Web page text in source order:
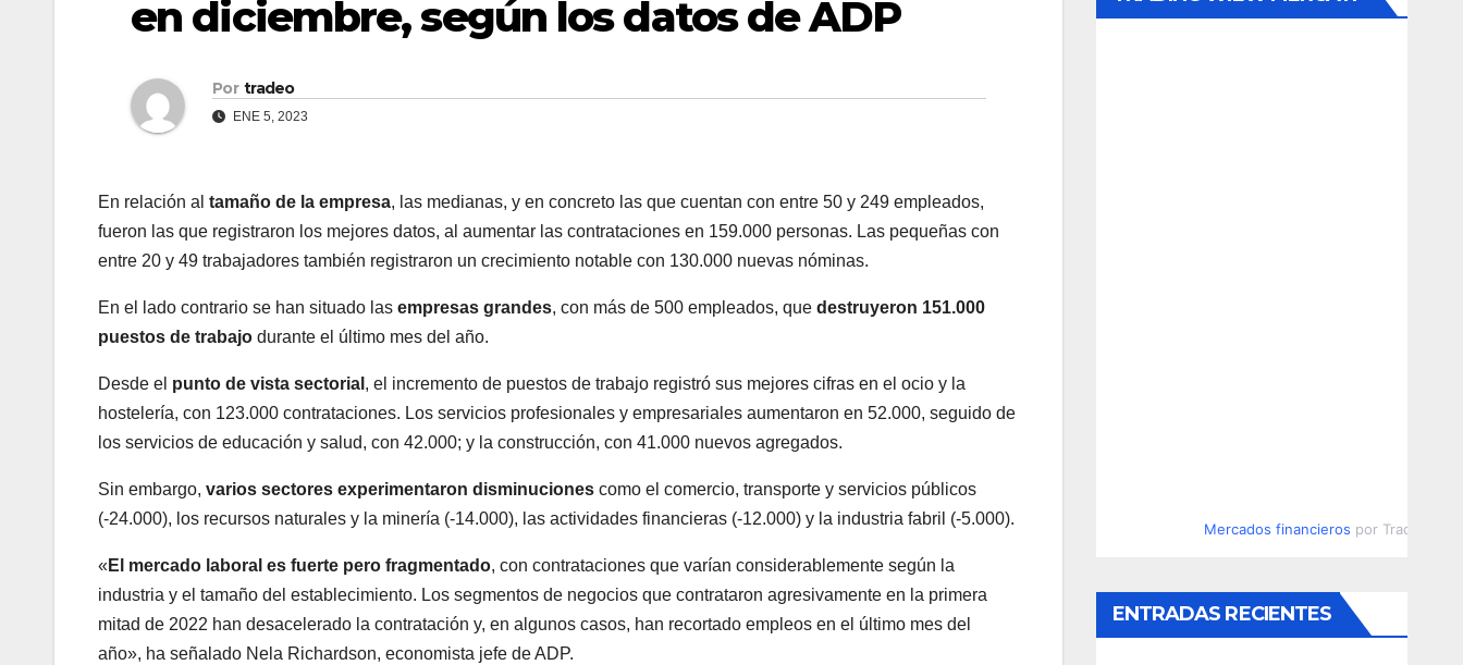
en diciembre, según los datos de ADP
Por tradeo
ENE 5, 2023
En relación al tamaño de la empresa, las medianas, y en concreto las que cuentan con entre 50 y 249 empleados,
fueron las que registraron los mejores datos, al aumentar las contrataciones en 159.000 personas. Las pequeñas con
entre 20 y 49 trabajadores también registraron un crecimiento notable con 130.000 nuevas nóminas.
En el lado contrario se han situado las empresas grandes, con más de 500 empleados, que destruyeron 151.000
puestos de trabajo durante el último mes del año.
Desde el punto de vista sectorial , el incremento de puestos de trabajo registró sus mejores cifras en el ocio y la
hostelería, con 123.000 contrataciones. Los servicios profesionales y empresariales aumentaron en 52.000, seguido de
los servicios de educación y salud, con 42.000; y la construcción, con 41.000 nuevos agregados.
Sin embargo, varios sectores experimentaron disminuciones como el comercio, transporte y servicios públicos
(-24.000), los recursos naturales y la minería (-14.000), las actividades financieras (-12.000) y la industria fabril (-5.000).
« El mercado laboral es fuerte pero fragmentado, con contrataciones que varían considerablemente según la
industria y el tamaño del establecimiento. Los segmentos de negocios que contrataron agresivamente en la primera
mitad de 2022 han desacelerado la contratación y, en algunos casos, han recortado empleos en el último mes del
año», ha señalado Nela Richardson, economista jefe de ADP.
Mercados financieros por
ENTRADAS RECIENTES